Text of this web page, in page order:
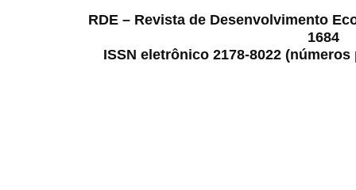
RDE – Revista de Desenvolvimento
1684
ISSN eletrônico 2178-8022